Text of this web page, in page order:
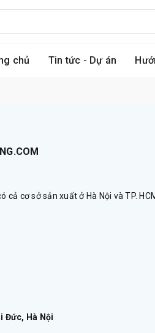
chủ Tin tức - Dự án
cơ sở sản xuất ở Hà Nội và TP.
Đức, Hà Nội